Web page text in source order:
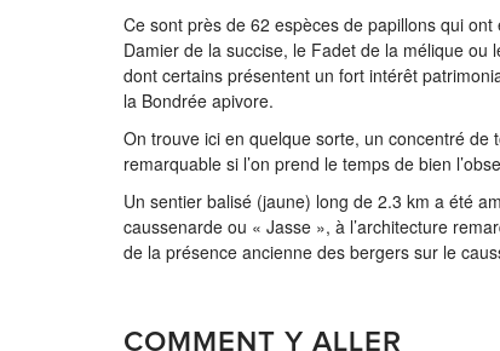
Ce sont près de 62 espèces de papillons qui
Damier de la succise, le Fadet de la mélique ou
dont certains présentent un fort intérêt
la Bondrée apivore.
On trouve ici en quelque sorte, un concentré
remarquable si l’on prend le temps de bien
Un sentier balisé (jaune) long de 2.3 km a été
caussenarde ou « Jasse », à l’architecture
de la présence ancienne des bergers sur le
COMMENT Y ALLER